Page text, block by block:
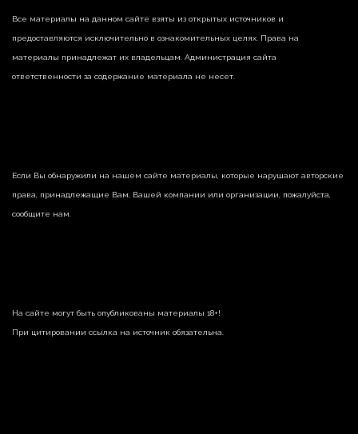
Все материалы на данном сайте взяты из открытых источников и
предоставляются исключительно в ознакомительных целях. Права на
материалы принадлежат их владельцам. Администрация сайта
ответственности за содержание материала не несет.
Если Вы обнаружили на нашем сайте материалы, которые нарушают авторские
права, принадлежащие Вам, Вашей компании или организации, пожалуйста,
сообщите нам.
На сайте могут быть опубликованы материалы 18+!
При цитировании ссылка на источник обязательна.